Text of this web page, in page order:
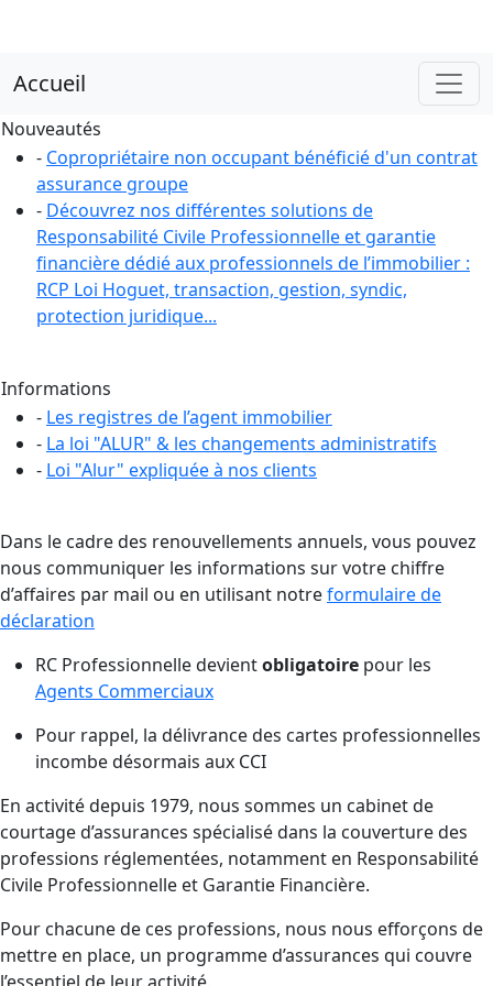
Accueil
Nouveautés
- Copropriétaire non occupant bénéficié d'un contrat
assurance groupe
- Découvrez nos différentes solutions de
Responsabilité Civile Professionnelle et garantie
financière dédié aux professionnels de l’immobilier :
RCP Loi Hoguet, transaction, gestion, syndic,
protection juridique...
Informations
- Les registres de l’agent immobilier
- La loi "ALUR" & les changements administratifs
- Loi "Alur" expliquée à nos clients
Dans le cadre des renouvellements annuels, vous pouvez
nous communiquer les informations sur votre chiffre
d’affaires par mail ou en utilisant notreformulaire de
déclaration
RC Professionnelle devientobligatoire pour les
Agents Commerciaux
Pour rappel, la délivrance des cartes professionnelles
incombe désormais aux CCI
En activité depuis 1979, nous sommes un cabinet de
courtage d’assurances spécialisé dans la couverture des
professions réglementées, notamment en Responsabilité
Civile Professionnelle et Garantie Financière.
Pour chacune de ces professions, nous nous efforçons de
mettre en place, un programme d’assurances qui couvre